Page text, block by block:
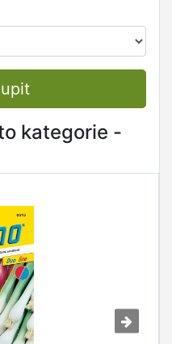
kategorie -